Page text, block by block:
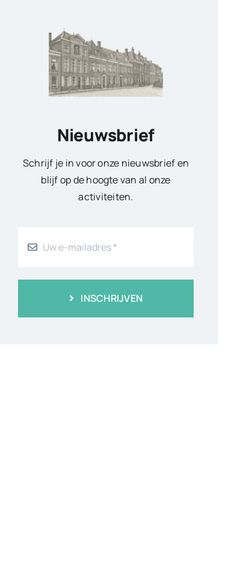
Nieuwsbrief
Schrijf je in voor onze nieuwsbrief en
blijf op de hoogte van al onze
activiteiten.
INSCHRIJVEN